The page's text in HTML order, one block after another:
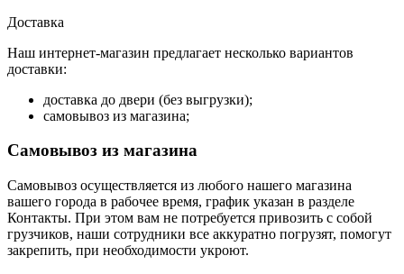
Доставка
Наш интернет-магазин предлагает несколько вариантов
доставки:
доставка до двери (без выгрузки);
самовывоз из магазина;
Самовывоз из магазина
Самовывоз осуществляется из любого нашего магазина
вашего города в рабочее время, график указан в разделе
Контакты. При этом вам не потребуется привозить с собой
грузчиков, наши сотрудники все аккуратно погрузят, помогут
закрепить, при необходимости укроют.